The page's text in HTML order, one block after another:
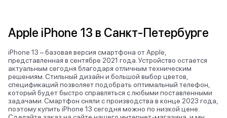
Apple iPhone 13 в Санкт-Петербурге
iPhone 13 – базовая версия смартфона от Apple,
представленная в сентябре 2021 года. Устройство остается
актуальным сегодня благодаря отличным техническим
решениям. Стильный дизайн и большой выбор цветов,
спецификаций позволяет подобрать оптимальный телефон,
который будет быстро справляться с любыми поставленными
задачами. Смартфон сняли с производства в конце 2023 года,
поэтому купить iPhone 13 сегодня можно по низкой цене.